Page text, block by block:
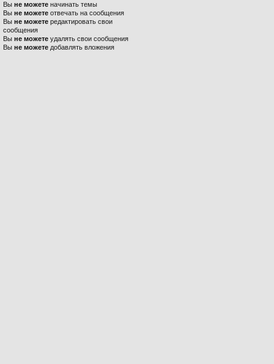
Вы не можете начинать темы
Вы не можете отвечать на сообщения
Вы не можете редактировать свои
сообщения
Вы не можете удалять свои сообщения
Вы не можете добавлять вложения